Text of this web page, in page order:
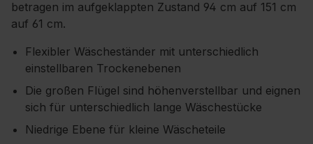
betragen im aufgeklappten Zustand 94 cm auf 151 cm
auf 61 cm.
Flexibler Wäscheständer mit unterschiedlich
einstellbaren Trockenebenen
Die großen Flügel sind höhenverstellbar und eignen
sich für unterschiedlich lange Wäschestücke
Niedrige Ebene für kleine Wäscheteile